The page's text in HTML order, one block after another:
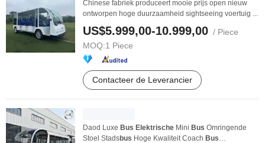
Chinese fabriek produceert mooie prijs open nieuw
ontworpen hoge duurzaamheid sightseeing voertuig ...
US$5.999,00-10.999,00 / Piece
MOQ:1 Piece
Contacteer de Leverancier
Daod Luxe Bus Elektrische Mini Bus Omringende
Stoel Stadsbus Hoge Kwaliteit Coach Bus